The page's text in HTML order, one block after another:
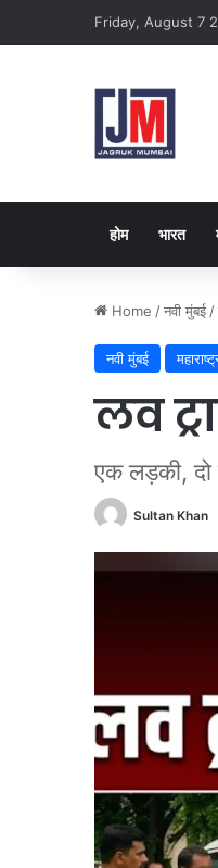
Friday, August 7
होम भारत
Home /नवी मुंबई /
नवी मुंबई
लव
एक लड़की,
Sultan Khan